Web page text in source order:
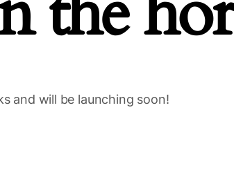
and will be launching soon!